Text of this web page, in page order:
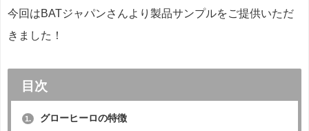
今回はBATジャパンさんより製品サンプルをご提供いただ
きました！
目次
1. グローヒーロの特徴